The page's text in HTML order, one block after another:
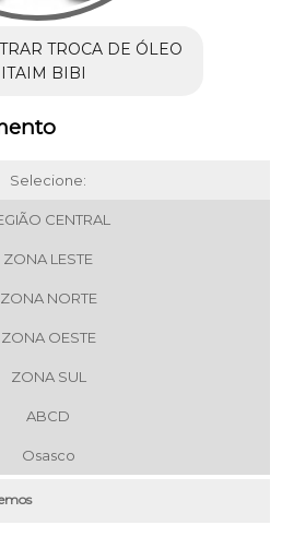
TROCA DE ÓLEO
BIBI
Selecione:
CENTRAL
ZONA LESTE
ZONA NORTE
ZONA OESTE
ZONA SUL
ABCD
Osasco